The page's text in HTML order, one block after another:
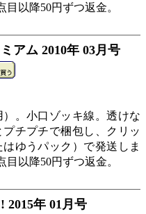
目以降50円ずつ返金。
アム 2010年 03月号
。小口ゾッキ線。透けな
チプチで梱包し、クリッ
ゆうパック）で発送しま
目以降50円ずつ返金。
2015年 01月号